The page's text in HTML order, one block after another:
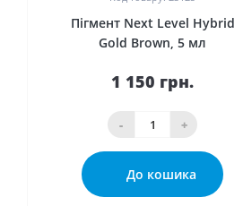
Пігмент Next Level Hybrid Gold
Brown, 5 мл
1 150 грн.
- +
До кошика